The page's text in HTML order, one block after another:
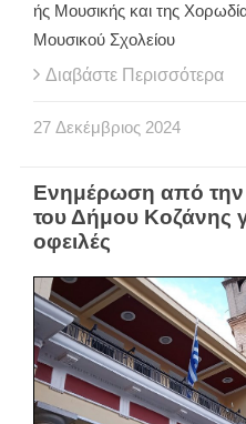
ής Μουσικής και της
Μουσικού Σχολείου
Διαβάστε Περισσότερα
27 Δεκέμβριος 2024
Ενημέρωση από την
του Δήμου Κοζάνης
οφειλές